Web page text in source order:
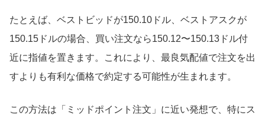
たとえば、ベストビッドが150.10ドル、ベストアスクが
150.15ドルの場合、買い注文なら150.12〜150.13ドル付
近に指値を置きます。これにより、最良気配値で注文を出
すよりも有利な価格で約定する可能性が生まれます。
この方法は「ミッドポイント注文」に近い発想で、特にス